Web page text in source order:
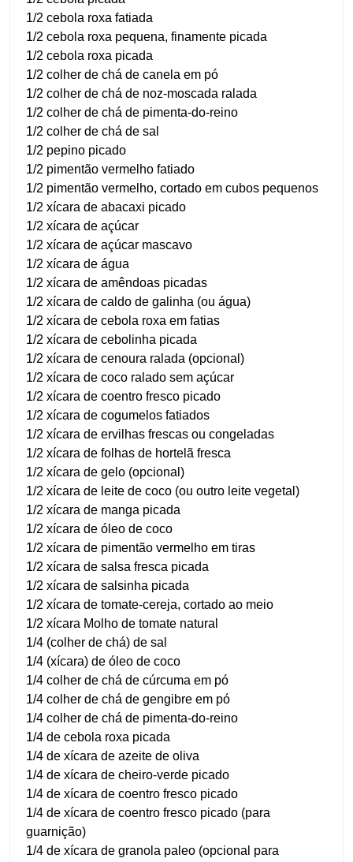
1/2 cebola roxa fatiada
1/2 cebola roxa pequena, finamente picada
1/2 cebola roxa picada
1/2 colher de chá de canela em pó
1/2 colher de chá de noz-moscada ralada
1/2 colher de chá de pimenta-do-reino
1/2 colher de chá de sal
1/2 pepino picado
1/2 pimentão vermelho fatiado
1/2 pimentão vermelho, cortado em cubos pequenos
1/2 xícara de abacaxi picado
1/2 xícara de açúcar
1/2 xícara de açúcar mascavo
1/2 xícara de água
1/2 xícara de amêndoas picadas
1/2 xícara de caldo de galinha (ou água)
1/2 xícara de cebola roxa em fatias
1/2 xícara de cebolinha picada
1/2 xícara de cenoura ralada (opcional)
1/2 xícara de coco ralado sem açúcar
1/2 xícara de coentro fresco picado
1/2 xícara de cogumelos fatiados
1/2 xícara de ervilhas frescas ou congeladas
1/2 xícara de folhas de hortelã fresca
1/2 xícara de gelo (opcional)
1/2 xícara de leite de coco (ou outro leite vegetal)
1/2 xícara de manga picada
1/2 xícara de óleo de coco
1/2 xícara de pimentão vermelho em tiras
1/2 xícara de salsa fresca picada
1/2 xícara de salsinha picada
1/2 xícara de tomate-cereja, cortado ao meio
1/2 xícara Molho de tomate natural
1/4 (colher de chá) de sal
1/4 (xícara) de óleo de coco
1/4 colher de chá de cúrcuma em pó
1/4 colher de chá de gengibre em pó
1/4 colher de chá de pimenta-do-reino
1/4 de cebola roxa picada
1/4 de xícara de azeite de oliva
1/4 de xícara de cheiro-verde picado
1/4 de xícara de coentro fresco picado
1/4 de xícara de coentro fresco picado (para
guarnição)
1/4 de xícara de granola paleo (opcional para